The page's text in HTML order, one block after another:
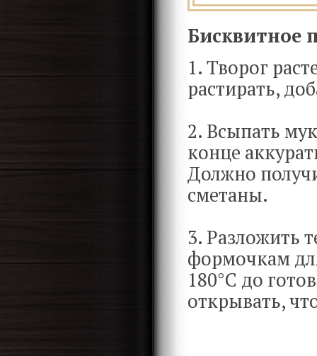
Бисквитное
1. Творог
растирать,
2. Всыпать
конце
Должно
сметаны.
3. Разложить
формочкам
180°С до
открывать,